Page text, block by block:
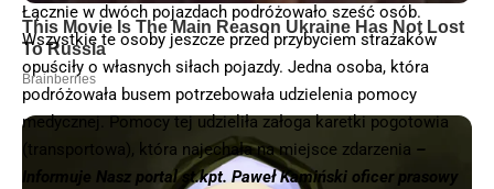
Łącznie w dwóch pojazdach podróżowało sześć osób.
Wszystkie te osoby jeszcze przed przybyciem strażaków
opuściły o własnych siłach pojazdy. Jedna osoba, która
podróżowała busem potrzebowała udzielenia pomocy
medycznej. Pomocy tej udzieliła załoga karetki pogotowia
(transportowa), która najechała na miejsce zdarzenia –
Informuje Nasz portal st.kpt. Paweł Kamiński oficer prasowy